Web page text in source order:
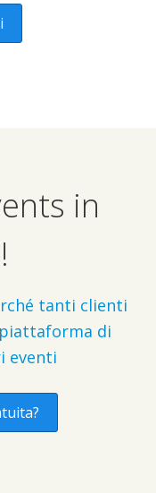
in
tanti clienti
di
eventi